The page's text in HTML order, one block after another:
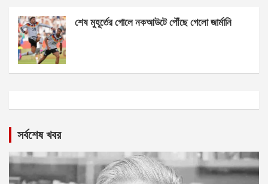
শেষ মুহূর্তের গোলে নকআউটে পৌঁছে গেলো জার্মানি
সর্বশেষ খবর